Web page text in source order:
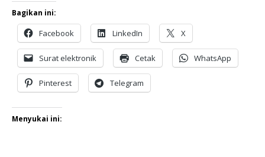
Bagikan ini:
Facebook LinkedIn X
Surat elektronik Cetak WhatsApp
Pinterest Telegram
Menyukai ini: